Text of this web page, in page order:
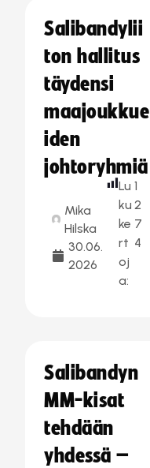
Salibandylii
ton hallitus
täydensi
maajoukkue
iden
johtoryhmiä
Mika
Hilska
30.06.
2026
Lu
ku
ke
rt
oj
a:
1
2
7
4
Salibandyn
MM-kisat
tehdään
yhdessä –